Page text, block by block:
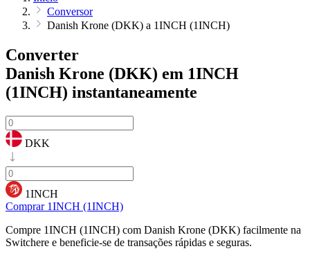
Conversor
Danish Krone (DKK) a 1INCH (1INCH)
Converter
Danish Krone (DKK) em 1INCH
(1INCH) instantaneamente
DKK
1INCH
Comprar 1INCH (1INCH)
Compre 1INCH (1INCH) com Danish Krone (DKK) facilmente na
Switchere e beneficie-se de transações rápidas e seguras.